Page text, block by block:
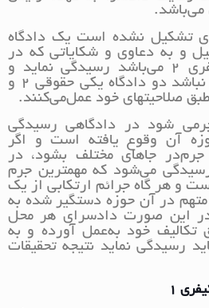
می‌باشد.
تشکیل نشده است یک دادگاه
تشکیل و به دعاوی و شکایاتی که در
صلاحیت حقوقی 2 و‌کیفری 2 می‌باشد رسیدگی نماید و
چنانچه یک دادگاه کافی نباشد دو دادگاه یکی حقوقی 2 و
شود در دادگاهی رسیدگی
آن وقوع یافته است و اگر
جاهای مختلف بشود، در
می‌شود که مهمترین جرم
و هر گاه جرائم ارتکابی از یک
متهم در آن حوزه دستگیر شده به
این صورت دادسرای هر محل
تکالیف خود به‌عمل آورده و به
رسیدگی نماید نتیجه تحقیقات
1